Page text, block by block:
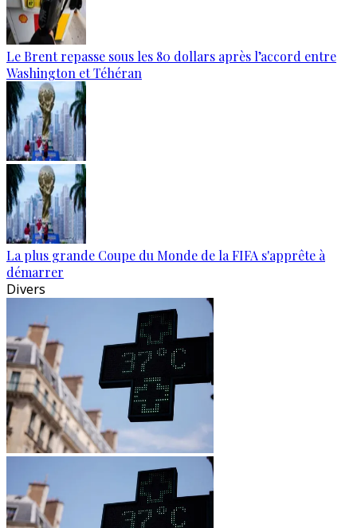
Le Brent repasse sous les 80 dollars après l’accord entre
Washington et Téhéran
La plus grande Coupe du Monde de la FIFA s'apprête à
démarrer
Divers